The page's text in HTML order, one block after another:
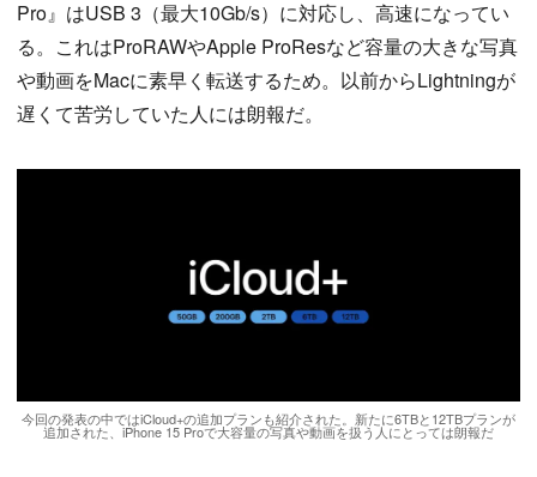
Pro』はUSB 3（最大10Gb/s）に対応し、高速になってい
る。これはProRAWやApple ProResなど容量の大きな写真
や動画をMacに素早く転送するため。以前からLightningが
遅くて苦労していた人には朗報だ。
今回の発表の中ではiCloud+の追加プランも紹介された。新たに6TBと12TBプランが
追加された、iPhone 15 Proで大容量の写真や動画を扱う人にとっては朗報だ